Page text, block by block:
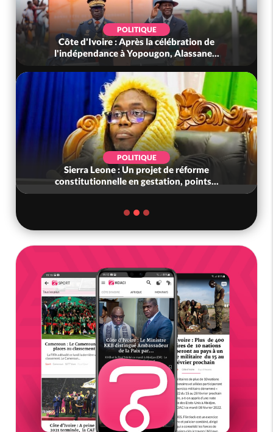
POLITIQUE
Côte d'Ivoire : Après la célébration de
l'indépendance à Yopougon, Alassane...
POLITIQUE
Sierra Leone : Un projet de réforme
constitutionnelle en gestation, points...